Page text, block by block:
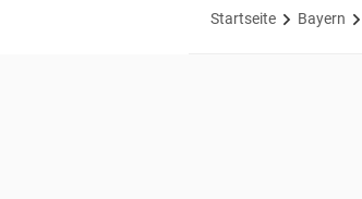
Startseite Bayern